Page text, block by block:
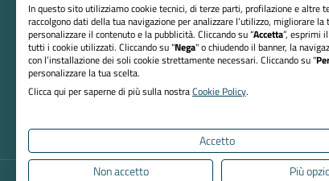
RIFERIMENTI
Azienda ULSS n. 8 Berica
Sede Legale:
Viale F. Rodolfi, 37 – 36100 Vicenza
Codice Fiscale e P. IVA 02441500242
In questo sito utilizziamo cookie tecnici, di terze parti, profilazione e altre
raccolgono dati della tua navigazione per analizzare l’utilizzo, migliorare la
personalizzare il contenuto e la pubblicità. Cliccando su “Accetta”, esprimi
tutti i cookie utilizzati. Cliccando su "Nega" o chiudendo il banner, la
con l’installazione dei soli cookie strettamente necessari. Cliccando su "
personalizzare la tua scelta.
Clicca qui per saperne di più sulla nostraCookie Policy.
Accetto
Non accetto
Più